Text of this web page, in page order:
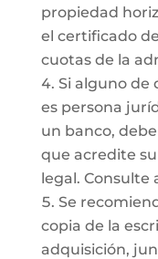
propiedad
el certificado
cuotas de la
Si alguno de
es persona
un banco,
que acredite
legal. Consulte
Se
copia de la
adquisición,